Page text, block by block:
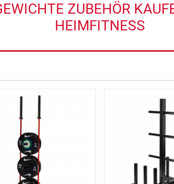
ZUBEHÖR
HEIMFITNESS